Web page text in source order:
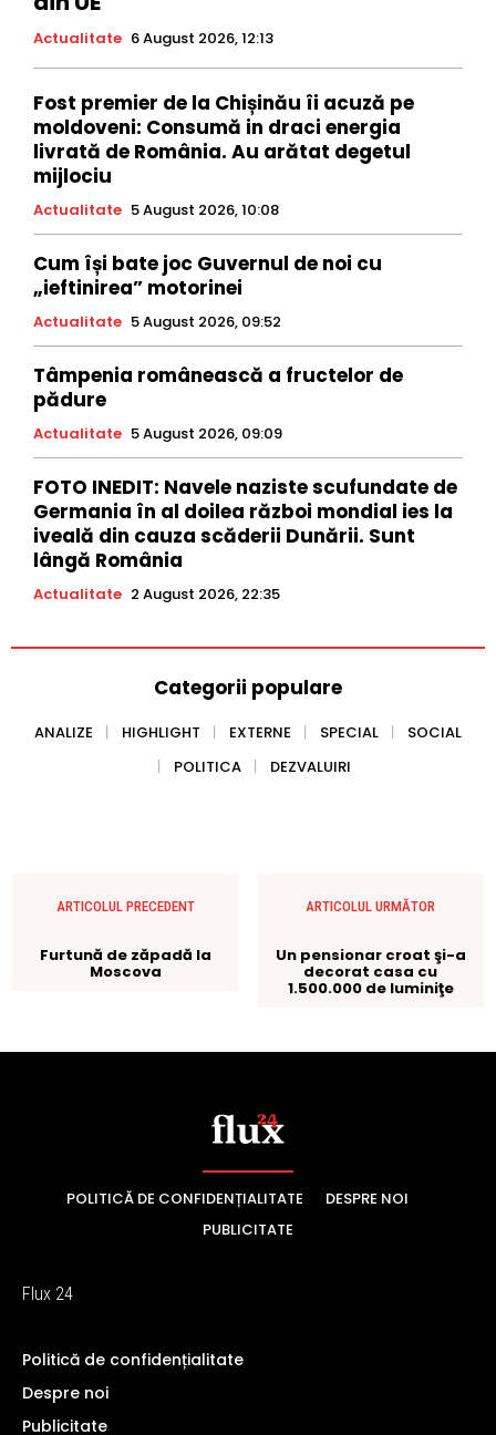
POLITICĂ DE CONFIDENȚIALITATE
DESPRE NOI
PUBLICITATE
Flux 24
Politică de confidențialitate
Despre noi
Publicitate